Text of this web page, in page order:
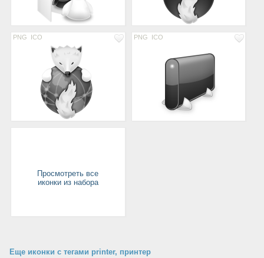
PNG ICO PNG ICO
Просмотреть все
иконки из набора
Еще иконки с тегами printer, принтер